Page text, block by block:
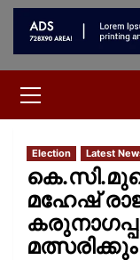
Election Latest
മഹേഷ്
മത്സരിക്കും